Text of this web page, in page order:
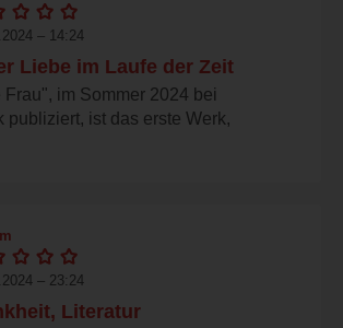
– 14:24
Liebe im Laufe der Zeit
im Sommer 2024 bei
publiziert, ist das erste Werk,
– 23:24
Literatur